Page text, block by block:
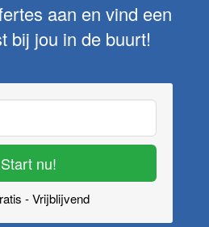
aan en vind een
bij jou in de buurt!
Start nu!
- Vrijblijvend